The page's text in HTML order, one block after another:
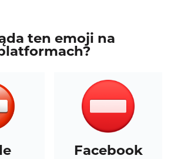
ten emoji na
Facebook